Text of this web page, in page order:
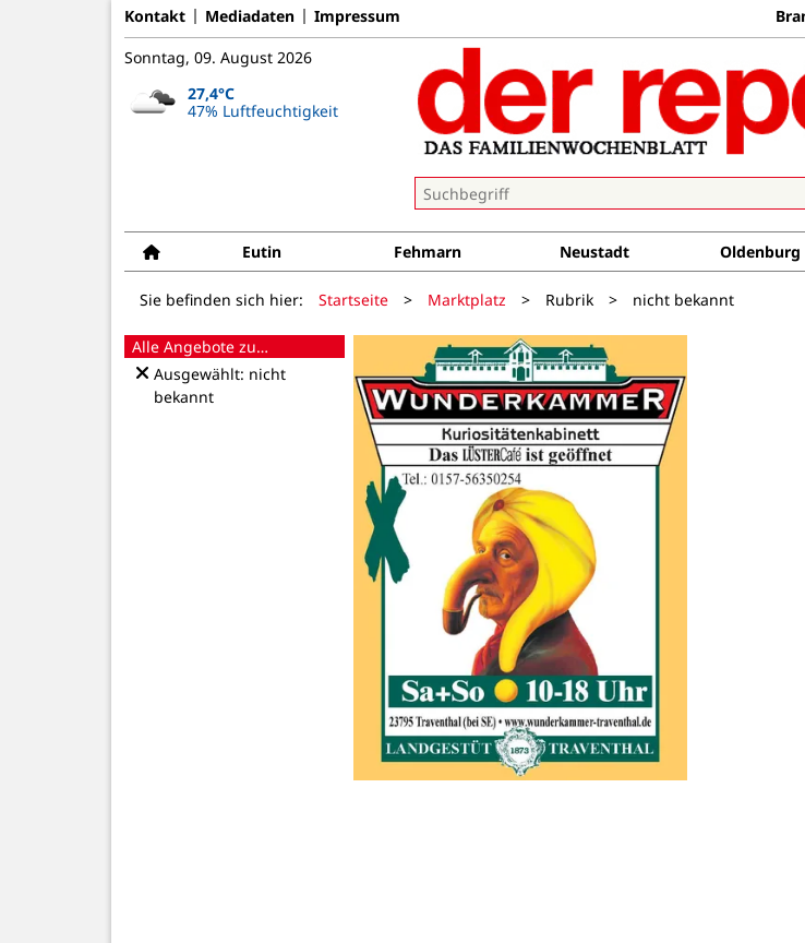
Kontakt Mediadaten Impressum
Sonntag, 09. August 2026
27,4°C
47% Luftfeuchtigkeit
Eutin Fehmarn Neustadt Oldenburg
Sie befinden sich hier: Startseite > Marktplatz > Rubrik > nicht bekannt
Alle Angebote zu…
Ausgewählt: nicht
bekannt